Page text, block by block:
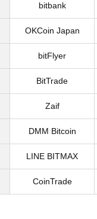
bitbank
OKCoin Japan
bitFlyer
BitTrade
Zaif
DMM Bitcoin
LINE BITMAX
CoinTrade